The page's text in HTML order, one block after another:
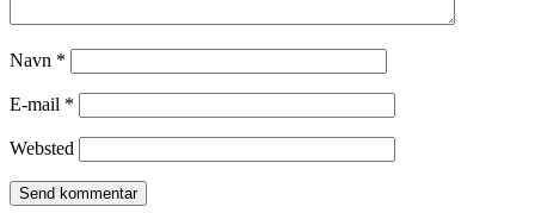
Navn *
E-mail *
Websted